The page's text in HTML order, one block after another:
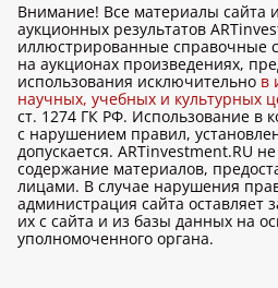
Внимание! Все материалы сайта
аукционных результатов
иллюстрированные справочные
на аукционах произведениях,
использования исключительно в
научных, учебных и культурных
ст. 1274 ГК РФ. Использование в
с нарушением правил,
допускается. ARTinvestment.RU
содержание материалов,
лицами. В случае нарушения
администрация сайта оставляет
их с сайта и из базы данных на
уполномоченного органа.